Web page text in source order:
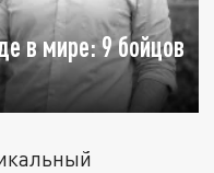
в мире: 9 бойцов